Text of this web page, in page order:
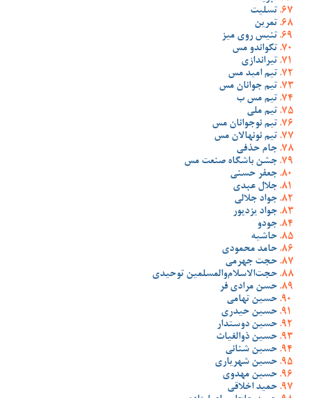
تسلیت
تمرین
تنیس روی میز
تکواندو مس
تیراندازی
تیم امید مس
تیم جوانان مس
تیم مس ب
تیم ملی
تیم نوجوانان مس
تیم نونهالان مس
جام حذفی
جشن باشگاه صنعت مس
جعفر حسنی
جلال عبدی
جواد جلالی
جواد یزدپور
جودو
حاشیه
حامد محمودی
حجت جهرمی
حجت‌الاسلام‌والمسلمین توحیدی
حسن مرادی فر
حسین تهامی
حسین حیدری
حسین دوستدار
حسین ذوالغیاث
حسین شنانی
حسین شهریاری
حسین مهدوی
حمید اخلاقی